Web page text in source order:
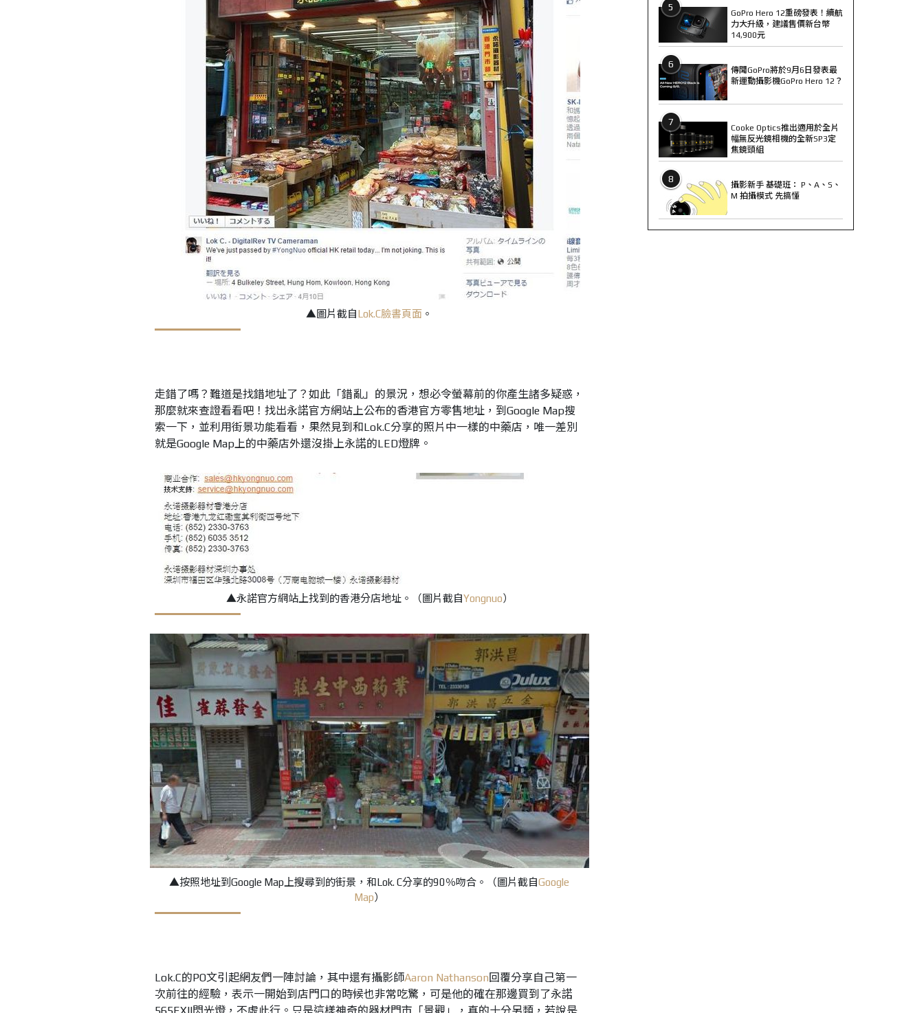
▲圖片截自Lok.C臉書頁面 。
走錯了嗎？難道是找錯地址了？如此「錯亂」的景況，想必令螢幕前的你產生諸多疑惑，
那麼就來查證看看吧！找出永諾官方網站上公布的香港官方零售地址，到Google Map搜
索一下，並利用街景功能看看，果然見到和Lok.C分享的照片中一樣的中藥店，唯一差別
就是Google Map上的中藥店外還沒掛上永諾的LED燈牌。
▲永諾官方網站上找到的香港分店地址。（圖片截自Yongnuo）
▲按照地址到Google Map上搜尋到的街景，和Lok. C分享的90％吻合。（圖片截自Google
Map）
Lok.C的PO文引起網友們一陣討論，其中還有攝影師Aaron Nathanson回覆分享自己第一
次前往的經驗，表示一開始到店門口的時候也非常吃驚，可是他的確在那邊買到了永諾
5
GoPro Hero 12重磅發表！續航
力大升級，建議售價新台幣
14,900元
6
傳聞GoPro將於9月6日發表最
新運動攝影機GoPro Hero 12？
7
Cooke Optics推出適用於全片
幅無反光鏡相機的全新SP3定
焦鏡頭組
8
攝影新手 基礎班： P、A、S、
M 拍攝模式 先搞懂